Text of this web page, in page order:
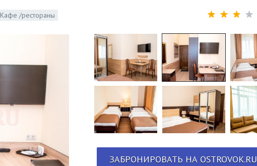
Кафе /рестораны
ЗАБРОНИРОВАТЬ НА OSTROVOK.RU